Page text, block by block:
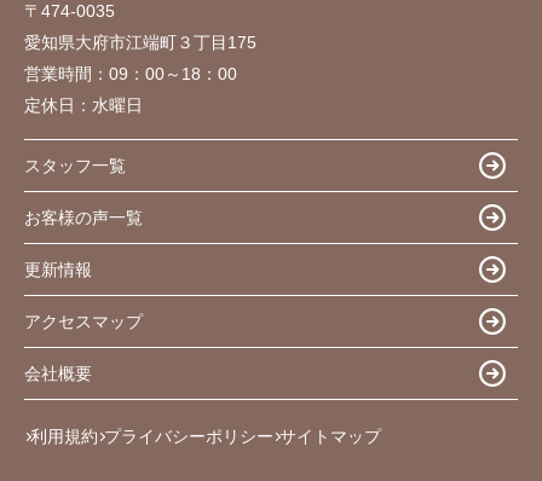
〒474-0035
愛知県大府市江端町３丁目175
営業時間： 09：00～18：00
定休日： 水曜日
スタッフ一覧
お客様の声一覧
更新情報
アクセスマップ
会社概要
利用規約 プライバシーポリシー サイトマップ